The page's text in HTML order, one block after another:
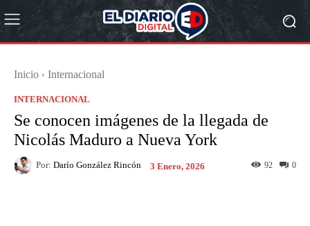
Inicio Internacional
INTERNACIONAL
Se conocen imágenes de la llegada de
Nicolás Maduro a Nueva York
Por: Darío González Rincón 3 Enero, 2026 0
92